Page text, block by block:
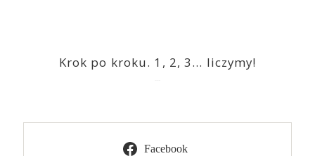
Krok po kroku. 1, 2, 3… liczymy!
Facebook